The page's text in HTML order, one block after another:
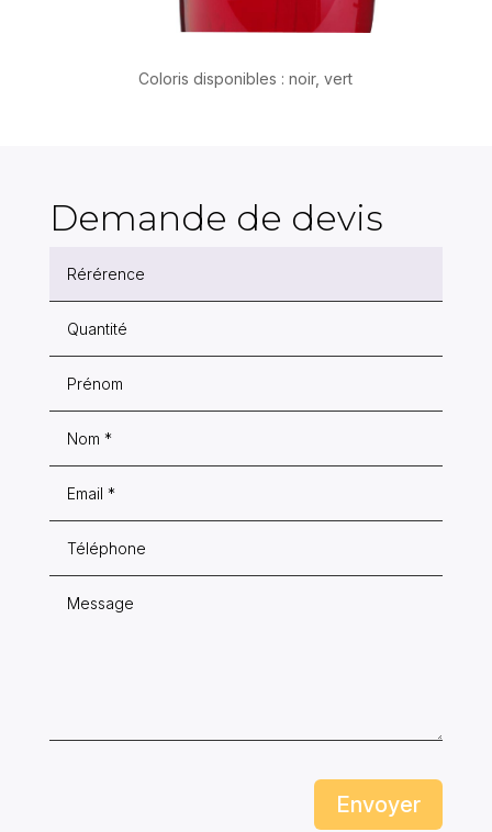
Coloris disponibles : noir, vert
Demande de devis
Envoyer